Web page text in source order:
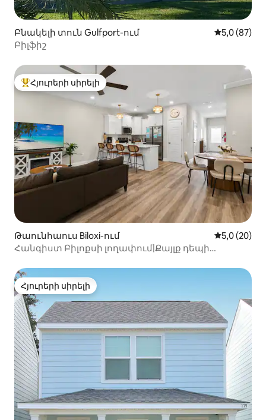
Բնակելի տուն Gulfport-ում Միջին
5,0 (87)
Բիլֆիշ
Հյուրերի սիրելի լավագույն տները
Հյուրերի սիրելի
Թաունհաուս Biloxi-ում Միջին
5,0 (20)
Հանգիստ Բիլոքսի լողափում|Քայլք դեպի
Հյուրերի սիրելի
Հյուրերի սիրելի